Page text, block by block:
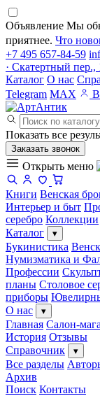
Объявление Мы
приятнее. Что
+7 495 657-84-59
· Скатертный пер.,
Каталог О нас
Telegram MAX
Показать все
Заказать звонок
Открыть меню
Книги Венская
Интерьер и быт
серебро Коллекции
Каталог
▾
Букинистика
Нумизматика и
Профессии
планы Столовое
приборы
О нас
▾
Главная Салон-
История Отзывы
Справочник
▾
Все разделы
Архив
Поиск Контакты